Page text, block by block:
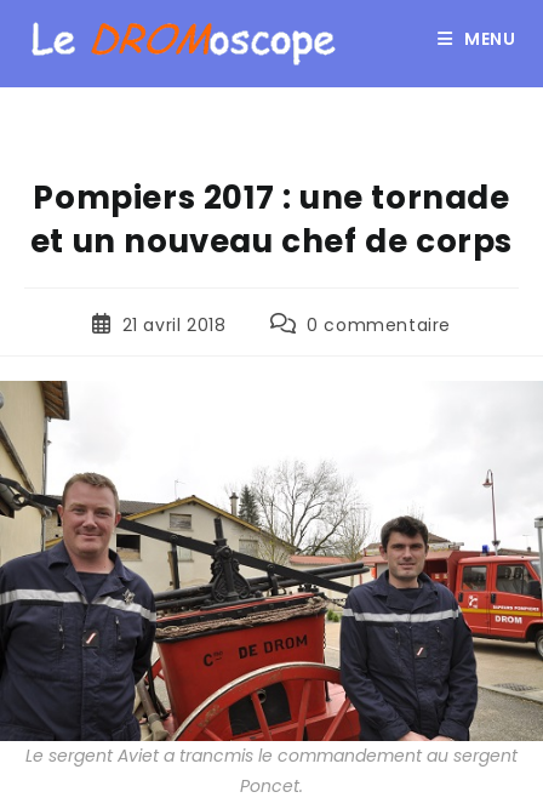
MENU
Pompiers 2017 : une tornade
et un nouveau chef de corps
21 avril 2018 0 commentaire
Le sergent Aviet a trancmis le commandement au sergent
Poncet.